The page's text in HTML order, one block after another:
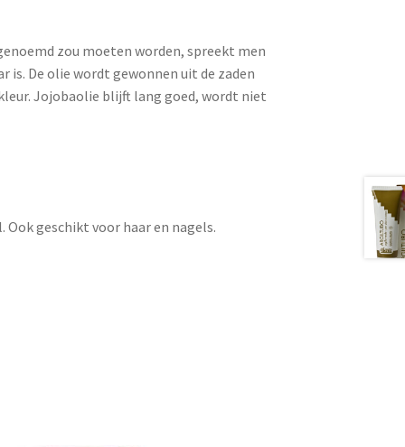
zou moeten worden, spreekt men
De olie wordt gewonnen uit de zaden
Jojobaolie blijft lang goed, wordt niet
Ook geschikt voor haar en nagels.